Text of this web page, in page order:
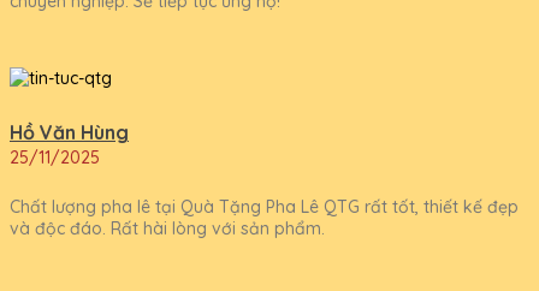
Hồ Văn Hùng
25/11/2025
Chất lượng pha lê tại Quà Tặng Pha Lê QTG rất tốt, thiết kế đẹp
và độc đáo. Rất hài lòng với sản phẩm.